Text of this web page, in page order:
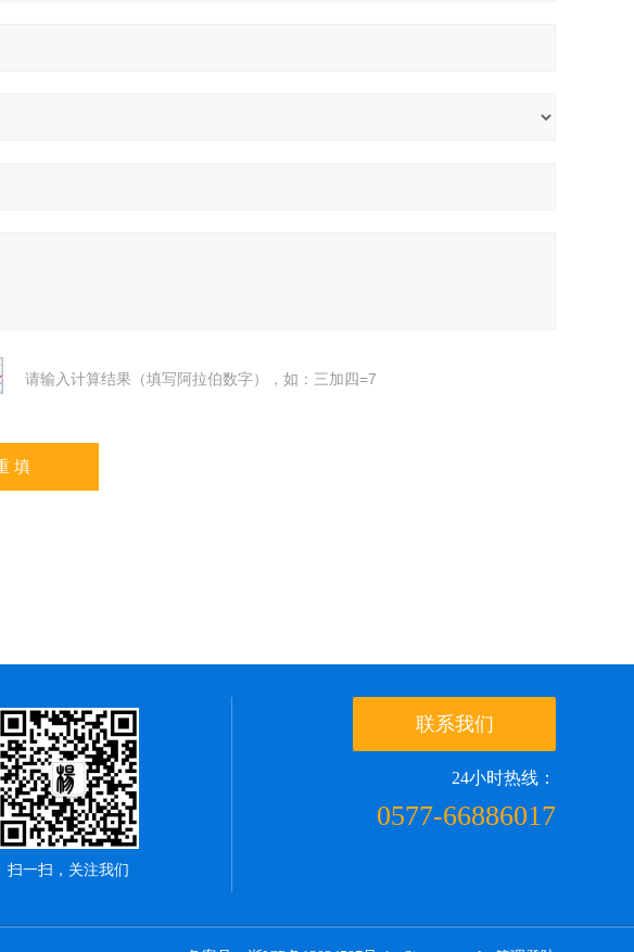
请输入计算结果（填写阿拉伯数字），如：三加四=7
扫一扫，关注我们
联系我们
24小时热线：
0577-66886017